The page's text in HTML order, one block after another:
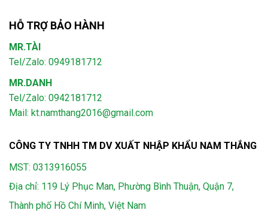
HỖ TRỢ BẢO HÀNH
MR.TÀI
Tel/Zalo: 0949181712
MR.DANH
Tel/Zalo: 0942181712
Mail: kt.namthang2016@gmail.com
CÔNG TY TNHH TM DV XUẤT NHẬP KHẨU NAM THẮNG
MST: 0313916055
Địa chỉ: 119 Lý Phục Man, Phường Bình Thuận, Quận 7,
Thành phố Hồ Chí Minh, Việt Nam